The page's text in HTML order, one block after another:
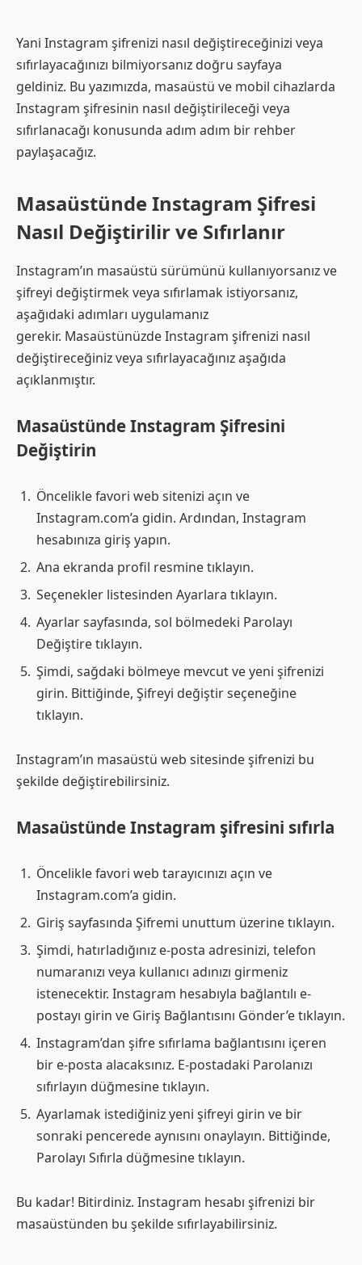
Yani Instagram şifrenizi nasıl değiştireceğinizi veya
sıfırlayacağınızı bilmiyorsanız doğru sayfaya
geldiniz. Bu yazımızda, masaüstü ve mobil cihazlarda
Instagram şifresinin nasıl değiştirileceği veya
sıfırlanacağı konusunda adım adım bir rehber
paylaşacağız.
Masaüstünde Instagram Şifresi
Nasıl Değiştirilir ve Sıfırlanır
Instagram’ın masaüstü sürümünü kullanıyorsanız ve
şifreyi değiştirmek veya sıfırlamak istiyorsanız,
aşağıdaki adımları uygulamanız
gerekir. Masaüstünüzde Instagram şifrenizi nasıl
değiştireceğiniz veya sıfırlayacağınız aşağıda
açıklanmıştır.
Masaüstünde Instagram Şifresini
Değiştirin
Öncelikle favori web sitenizi açın ve
Instagram.com’a gidin. Ardından, Instagram
hesabınıza giriş yapın.
Ana ekranda profil resmine tıklayın.
Seçenekler listesinden Ayarlara tıklayın.
Ayarlar sayfasında, sol bölmedeki Parolayı
Değiştire tıklayın.
Şimdi, sağdaki bölmeye mevcut ve yeni şifrenizi
girin. Bittiğinde, Şifreyi değiştir seçeneğine
tıklayın.
Instagram’ın masaüstü web sitesinde şifrenizi bu
şekilde değiştirebilirsiniz.
Masaüstünde Instagram şifresini sıfırla
Öncelikle favori web tarayıcınızı açın ve
Instagram.com’a gidin.
Giriş sayfasında Şifremi unuttum üzerine tıklayın.
Şimdi, hatırladığınız e-posta adresinizi, telefon
numaranızı veya kullanıcı adınızı girmeniz
istenecektir. Instagram hesabıyla bağlantılı e-
postayı girin ve Giriş Bağlantısını Gönder’e tıklayın.
Instagram’dan şifre sıfırlama bağlantısını içeren
bir e-posta alacaksınız. E-postadaki Parolanızı
sıfırlayın düğmesine tıklayın.
Ayarlamak istediğiniz yeni şifreyi girin ve bir
sonraki pencerede aynısını onaylayın. Bittiğinde,
Parolayı Sıfırla düğmesine tıklayın.
Bu kadar! Bitirdiniz. Instagram hesabı şifrenizi bir
masaüstünden bu şekilde sıfırlayabilirsiniz.